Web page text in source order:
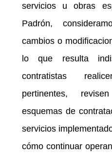
servicios u obras
Padrón,
cambios o
lo que resulta
contratistas
pertinentes,
esquemas de
servicios
cómo continuar